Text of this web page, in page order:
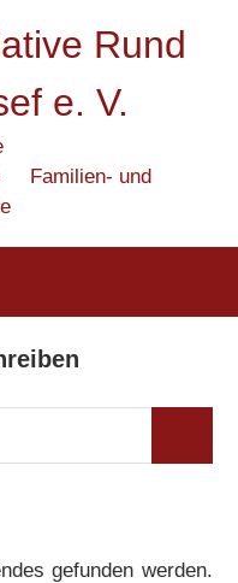
Rund
e. V.
Familien- und
gefunden werden.